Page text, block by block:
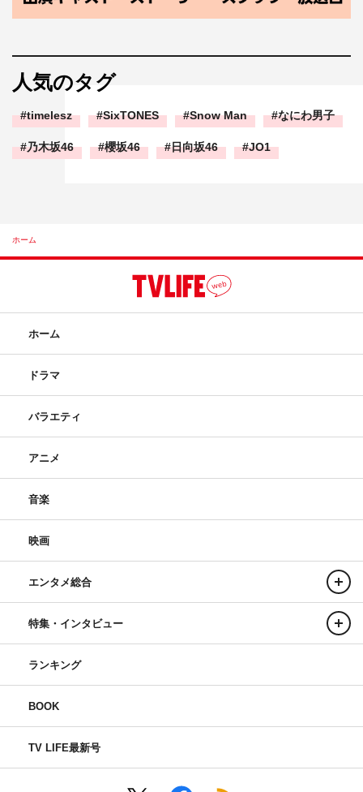
人気のタグ
timelesz SixTONES Snow Man なにわ男子
乃木坂46 櫻坂46 日向坂46 JO1
ホーム
ホーム
ドラマ
バラエティ
アニメ
音楽
映画
エンタメ総合
特集・インタビュー
ランキング
BOOK
TV LIFE最新号